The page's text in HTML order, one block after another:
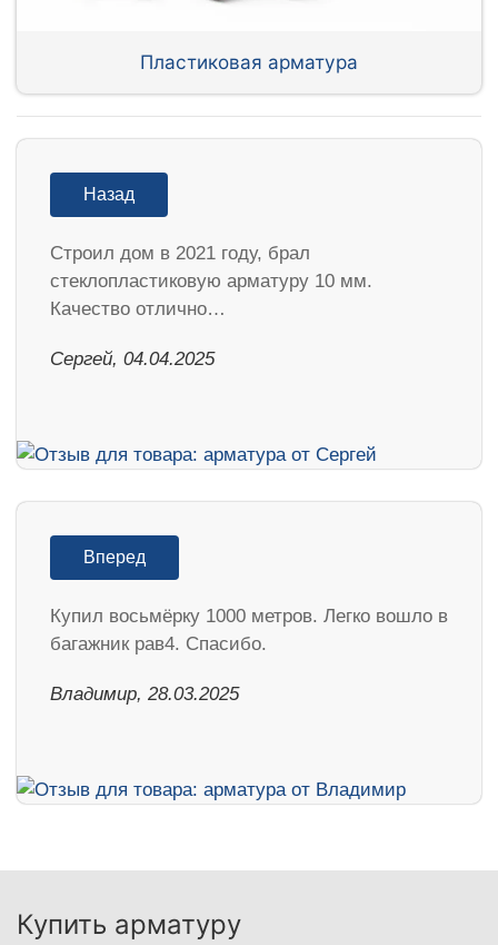
Пластиковая арматура
Назад
Строил дом в 2021 году, брал
стеклопластиковую арматуру 10 мм.
Качество отлично…
Сергей, 04.04.2025
Вперед
Купил восьмёрку 1000 метров. Легко вошло в
багажник рав4. Спасибо.
Владимир, 28.03.2025
Купить арматуру